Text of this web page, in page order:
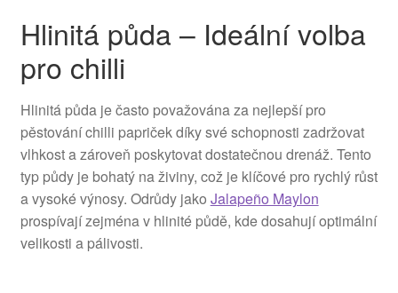
Hlinitá půda – Ideální volba
pro chilli
Hlinitá půda je často považována za nejlepší pro
pěstování chilli papriček díky své schopnosti zadržovat
vlhkost a zároveň poskytovat dostatečnou drenáž. Tento
typ půdy je bohatý na živiny, což je klíčové pro rychlý růst
a vysoké výnosy. Odrůdy jako Jalapeño Maylon
prospívají zejména v hlinité půdě, kde dosahují optimální
velikosti a pálivosti.